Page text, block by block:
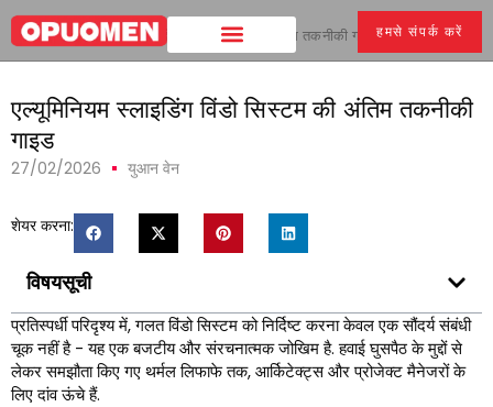
हमसे संपर्क करें
घर > एल्यूमिनियम स्लाइडिंग विंडो सिस्टम की अंतिम तकनीकी गाइड
एल्यूमिनियम स्लाइडिंग विंडो सिस्टम की अंतिम तकनीकी
गाइड
27/02/2026 युआन वेन
शेयर करना:
विषयसूची
प्रतिस्पर्धी परिदृश्य में, गलत विंडो सिस्टम को निर्दिष्ट करना केवल एक सौंदर्य संबंधी
चूक नहीं है - यह एक बजटीय और संरचनात्मक जोखिम है. हवाई घुसपैठ के मुद्दों से
लेकर समझौता किए गए थर्मल लिफाफे तक, आर्किटेक्ट्स और प्रोजेक्ट मैनेजरों के
लिए दांव ऊंचे हैं.